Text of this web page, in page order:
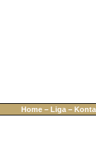
Home − Liga −